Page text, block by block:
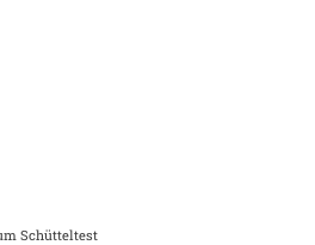
Schütteltest